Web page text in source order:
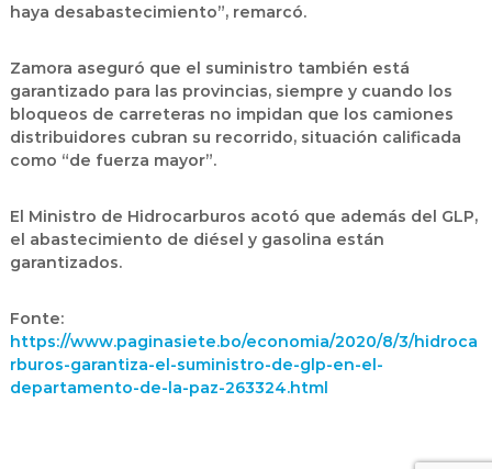
haya desabastecimiento”, remarcó.
Zamora aseguró que el suministro también está
garantizado para las provincias, siempre y cuando los
bloqueos de carreteras no impidan que los camiones
distribuidores cubran su recorrido, situación calificada
como “de fuerza mayor”.
El Ministro de Hidrocarburos acotó que además del GLP,
el abastecimiento de diésel y gasolina están
garantizados.
Fonte:
https://www.paginasiete.bo/economia/2020/8/3/hidroca
rburos-garantiza-el-suministro-de-glp-en-el-
departamento-de-la-paz-263324.html